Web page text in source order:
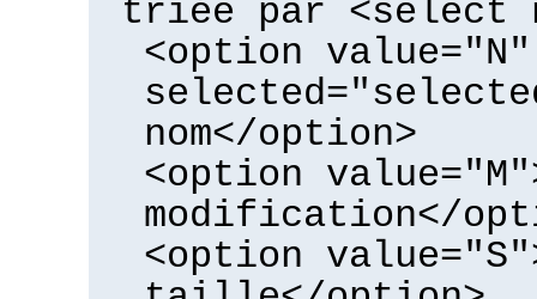
triée par <select
<option value="N"
nom</option>
<option
modification</
<option